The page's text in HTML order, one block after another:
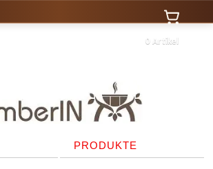
0 Artikel
PRODUKTE